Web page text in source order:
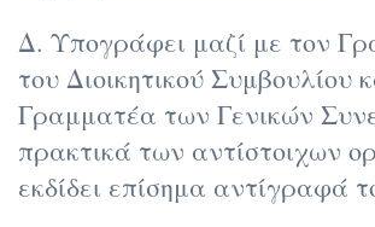
Δ. Υπογράφει μαζί με τον
του Διοικητικού Συμβουλίου
Γραμματέα των Γενικών
πρακτικά των αντίστοιχων
εκδίδει επίσημα αντίγραφά